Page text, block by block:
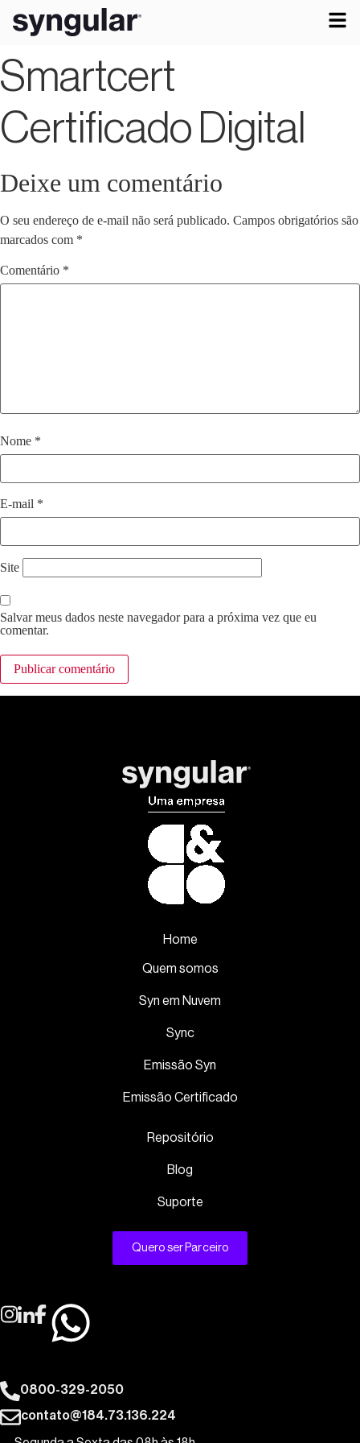
Smartcert
Certificado Digital
Deixe um comentário
O seu endereço de e-mail não será publicado. Campos obrigatórios são
marcados com *
Comentário *
Nome *
E-mail *
Site
Salvar meus dados neste navegador para a próxima vez que eu
comentar.
Home
Quem somos
Syn em Nuvem
Sync
Emissão Syn
Emissão Certificado
Repositório
Blog
Suporte
Quero ser Parceiro
0800-329-2050
contato@184.73.136.224